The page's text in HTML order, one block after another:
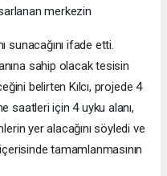
merkezin
sunacağını ifade etti.
sahip olacak tesisin
belirten Kılcı, projede 4
saatleri için 4 uyku alanı,
yer alacağını söyledi ve
tamamlanmasının